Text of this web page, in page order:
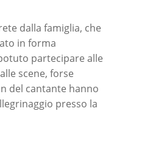
dalla famiglia, che
in forma
partecipare alle
scene, forse
del cantante hanno
presso la